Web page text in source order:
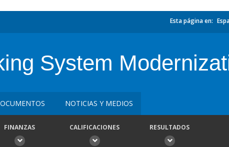
Esta página en:
System
NOTICIAS Y MEDIOS
FINANZAS CALIFICACIONES RESULTADOS